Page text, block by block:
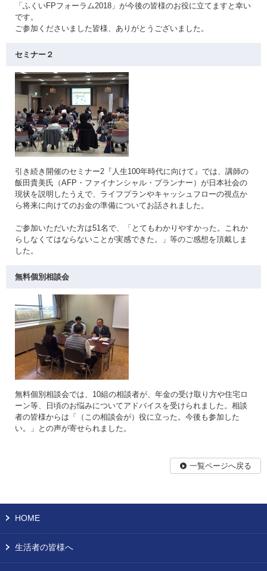
「ふくいFPフォーラム2018」が今後の皆様のお役に立てますと幸い
です。
ご参加くださいました皆様、ありがとうございました。
セミナー２
引き続き開催のセミナー2『人生100年時代に向けて』では、講師の
飯田貴美氏（AFP・ファイナンシャル・プランナー）が日本社会の
現状を説明したうえで、ライフプランやキャッシュフローの視点か
ら将来に向けてのお金の準備についてお話されました。
ご参加いただいた方は51名で、「とてもわかりやすかった。これか
らしなくてはならないことが実感できた。」等のご感想を頂戴しま
した。
無料個別相談会
無料個別相談会では、10組の相談者が、年金の受け取り方や住宅ロ
ーン等、日頃のお悩みについてアドバイスを受けられました。相談
者の皆様からは「（この相談会が）役に立った。今後も参加した
い。」との声が寄せられました。
一覧ページへ戻る
HOME
生活者の皆様へ